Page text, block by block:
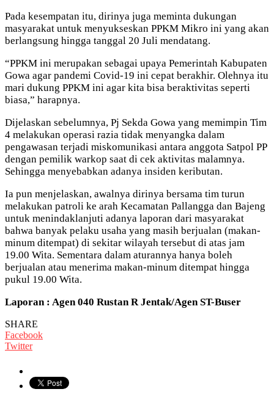
Pada kesempatan itu, dirinya juga meminta dukungan
masyarakat untuk menyukseskan PPKM Mikro ini yang akan
berlangsung hingga tanggal 20 Juli mendatang.
“PPKM ini merupakan sebagai upaya Pemerintah Kabupaten
Gowa agar pandemi Covid-19 ini cepat berakhir. Olehnya itu
mari dukung PPKM ini agar kita bisa beraktivitas seperti
biasa,” harapnya.
Dijelaskan sebelumnya, Pj Sekda Gowa yang memimpin Tim
4 melakukan operasi razia tidak menyangka dalam
pengawasan terjadi miskomunikasi antara anggota Satpol PP
dengan pemilik warkop saat di cek aktivitas malamnya.
Sehingga menyebabkan adanya insiden keributan.
Ia pun menjelaskan, awalnya dirinya bersama tim turun
melakukan patroli ke arah Kecamatan Pallangga dan Bajeng
untuk menindaklanjuti adanya laporan dari masyarakat
bahwa banyak pelaku usaha yang masih berjualan (makan-
minum ditempat) di sekitar wilayah tersebut di atas jam
19.00 Wita. Sementara dalam aturannya hanya boleh
berjualan atau menerima makan-minum ditempat hingga
pukul 19.00 Wita.
Laporan : Agen 040 Rustan R Jentak/Agen ST-Buser
SHARE
Facebook
Twitter